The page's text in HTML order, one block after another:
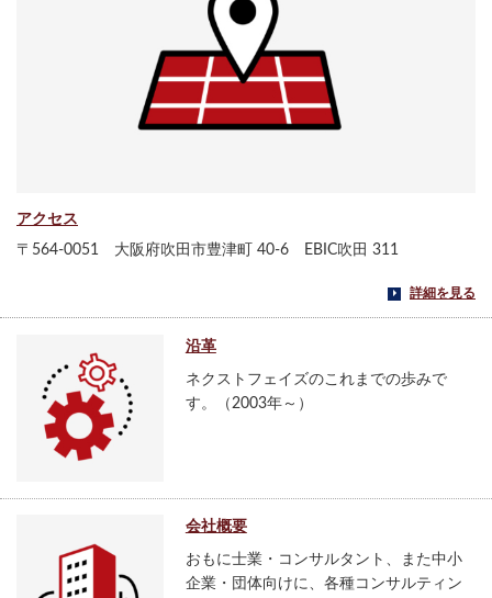
アクセス
〒564-0051 大阪府吹田市豊津町 40-6 EBIC吹田 311
詳細を見る
沿革
ネクストフェイズのこれまでの歩みで
す。（2003年～）
会社概要
おもに士業・コンサルタント、また中小
企業・団体向けに、各種コンサルティン